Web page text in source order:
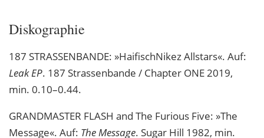
Diskographie
187 STRASSENBANDE: »HaifischNikez Allstars«. Auf:
Leak EP. 187 Strassenbande / Chapter ONE 2019,
min. 0.10–0.44.
GRANDMASTER FLASH and The Furious Five: »The
Message«. Auf: The Message. Sugar Hill 1982, min.